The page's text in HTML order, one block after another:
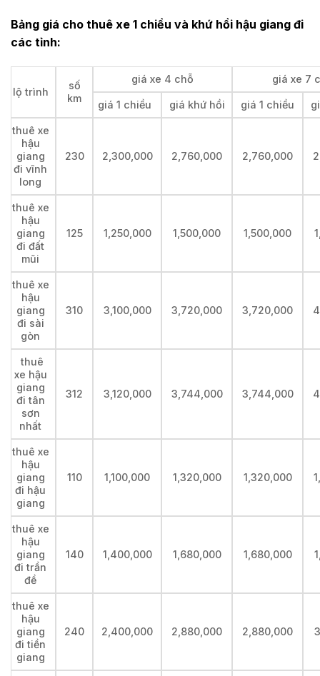
Bảng giá cho thuê xe 1 chiều và khứ hồi hậu giang đi
các tỉnh:
lộ trình
số
km
giá xe 4 chỗ giá xe 7
giá 1 chiều giá khứ hồi giá 1 chiều
thuê xe
hậu
giang
đi vĩnh
long
230 2,300,000 2,760,000 2,760,000
thuê xe
hậu
giang
đi đất
mũi
125 1,250,000 1,500,000 1,500,000
thuê xe
hậu
giang
đi sài
gòn
310 3,100,000 3,720,000 3,720,000
thuê
xe hậu
giang
đi tân
sơn
nhất
312 3,120,000 3,744,000 3,744,000
thuê xe
hậu
giang
đi hậu
giang
110 1,100,000 1,320,000 1,320,000
thuê xe
hậu
giang
đi trần
đề
140 1,400,000 1,680,000 1,680,000
thuê xe
hậu
giang
đi tiền
giang
240 2,400,000 2,880,000 2,880,000